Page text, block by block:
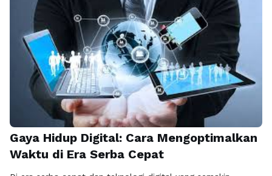
Gaya Hidup Digital: Cara Mengoptimalkan
Waktu di Era Serba Cepat